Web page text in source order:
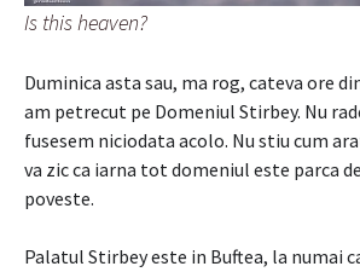
Is this heaven?
Duminica asta sau, ma rog, cateva ore
am petrecut pe Domeniul Stirbey. Nu
fusesem niciodata acolo. Nu stiu cum
va zic ca iarna tot domeniul este parca
poveste.
Palatul Stirbey este in Buftea, la numai